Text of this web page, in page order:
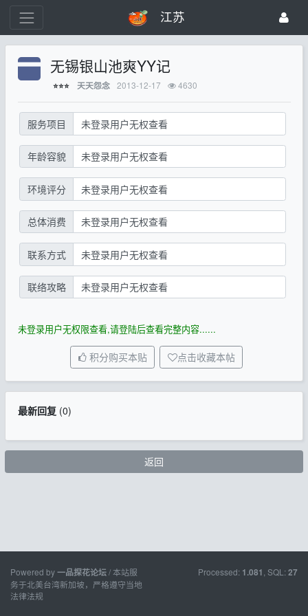
江苏
无锡银山池爽YY记
⭐⭐⭐ 天天怨念 2013-12-17 4630
服务项目 未登录用户无权查看
年龄容貌 未登录用户无权查看
环境评分 未登录用户无权查看
总体消费 未登录用户无权查看
联系方式 未登录用户无权查看
联络攻略 未登录用户无权查看
未登录用户无权限查看,请登陆后查看完整内容......
积分购买本贴 点击收藏本帖
最新回复(0)
返回
Powered by一品探花论坛/ 本站服
务于北美台湾新加坡，严格遵守当地
法律法规
Processed: 1.081 , SQL: 27